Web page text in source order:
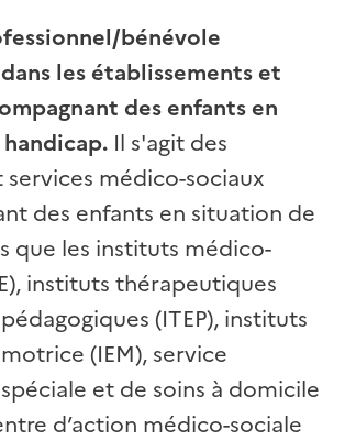
bénévole
les établissements et
des enfants en
Il s'agit des
médico-sociaux
des enfants en situation de
que les instituts médico-
instituts thérapeutiques
(ITEP), instituts
(IEM), service
et de soins à domicile
d’action médico-sociale